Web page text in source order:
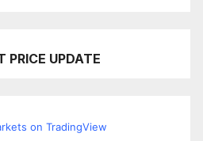
PRICE UPDATE
on TradingView